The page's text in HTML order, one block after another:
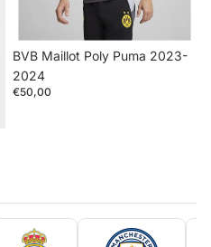
BVB Maillot Poly Puma 2023-
2024
€50,00